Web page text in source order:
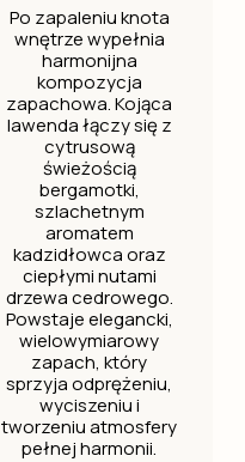
Po zapaleniu knota
wnętrze wypełnia
harmonijna
kompozycja
zapachowa. Kojąca
lawenda łączy się z
cytrusową
świeżością
bergamotki,
szlachetnym
aromatem
kadzidłowca oraz
ciepłymi nutami
drzewa cedrowego.
Powstaje elegancki,
wielowymiarowy
zapach, który
sprzyja odprężeniu,
wyciszeniu i
tworzeniu atmosfery
pełnej harmonii.